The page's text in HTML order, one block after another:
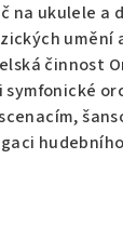
na ukulele a
umění
činnost